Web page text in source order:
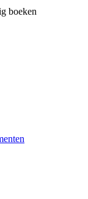
boeken